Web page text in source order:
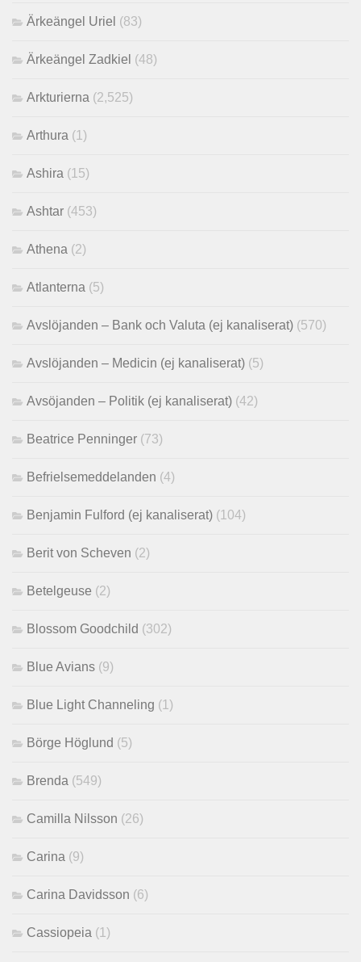
Ärkeängel Uriel (83)
Ärkeängel Zadkiel (48)
Arkturierna (2,525)
Arthura (1)
Ashira (15)
Ashtar (453)
Athena (2)
Atlanterna (5)
Avslöjanden – Bank och Valuta (ej kanaliserat) (570)
Avslöjanden – Medicin (ej kanaliserat) (5)
Avsöjanden – Politik (ej kanaliserat) (42)
Beatrice Penninger (73)
Befrielsemeddelanden (4)
Benjamin Fulford (ej kanaliserat) (104)
Berit von Scheven (2)
Betelgeuse (2)
Blossom Goodchild (302)
Blue Avians (9)
Blue Light Channeling (1)
Börge Höglund (5)
Brenda (549)
Camilla Nilsson (26)
Carina (9)
Carina Davidsson (6)
Cassiopeia (1)